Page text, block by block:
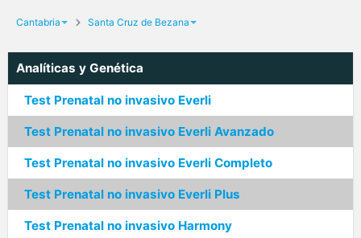
Cantabria Santa Cruz de Bezana
Analíticas y Genética
Test Prenatal no invasivo Everli
Test Prenatal no invasivo Everli Avanzado
Test Prenatal no invasivo Everli Completo
Test Prenatal no invasivo Everli Plus
Test Prenatal no invasivo Harmony